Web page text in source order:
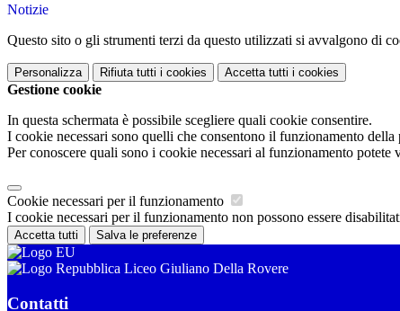
Notizie
Questo sito o gli strumenti terzi da questo utilizzati si avvalgono di
Personalizza Rifiuta tutti i cookies Accetta tutti i cookies
Gestione cookie
In questa schermata è possibile scegliere quali cookie consentire.
I cookie necessari sono quelli che consentono il funzionamento
Per conoscere quali sono i cookie necessari al funzionamento potete
Cookie necessari per il funzionamento
I cookie necessari per il funzionamento non possono essere
Accetta tutti Salva le preferenze
Liceo Giuliano Della Rovere
Contatti